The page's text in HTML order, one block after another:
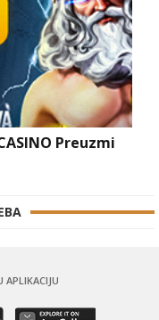
Preuzmi
APLIKACIJU